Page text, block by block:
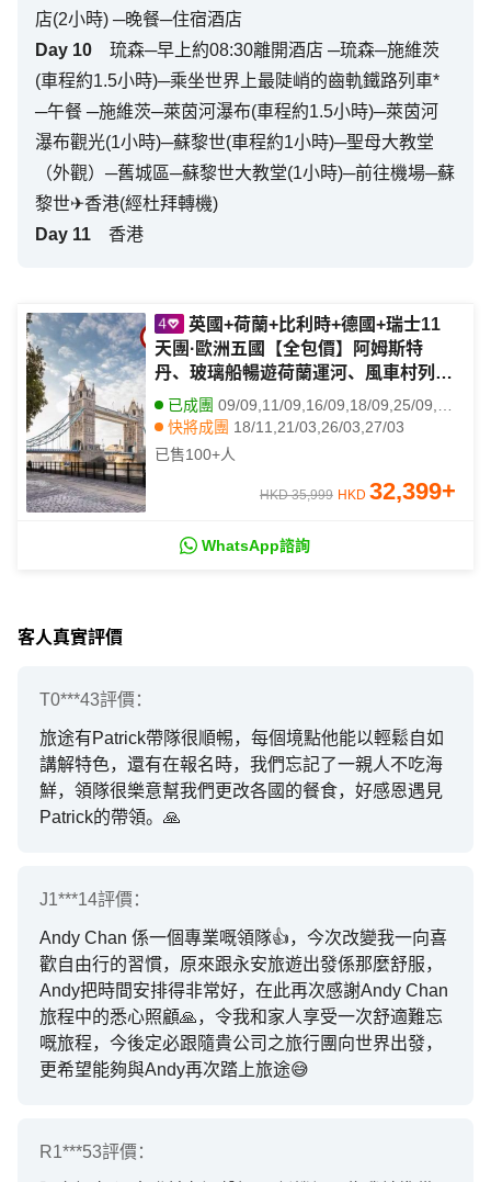
店(2小時) ─晚餐─住宿酒店
Day 10
琉森─早上約08:30離開酒店 ─琉森─施維茨
(車程約1.5小時)─乘坐世界上最陡峭的齒軌鐵路列車*
─午餐 ─施維茨─萊茵河瀑布(車程約1.5小時)─萊茵河
瀑布觀光(1小時)─蘇黎世(車程約1小時)─聖母大教堂
（外觀）─舊城區─蘇黎世大教堂(1小時)─前往機場─蘇
黎世✈香港(經杜拜轉機)
Day 11 香港
英國+荷蘭+比利時+德國+瑞士11
天團·歐洲五國【全包價】阿姆斯特
丹、玻璃船暢遊荷蘭運河、風車村列
車、布魯塞爾、小英雄雕像、科隆、法
蘭克福(LEWWL11N)
已成團 09/09,11/09,16/09,18/09,25/09,01/10,04/10,14/10,25/10,04/11,02/12
快將成團 18/11,21/03,26/03,27/03
其他日期
已售100+人
HKD 35,999 HKD 32,399+
WhatsApp諮詢
客人真實評價
T0***43評價：
旅途有Patrick帶隊很順𣈱，每個境點他能以輕鬆自如
講解特色，還有在報名時，我們忘記了一親人不吃海
鮮，領隊很樂意幫我們更改各國的餐食，好感恩遇見
Patrick的帶領。🙏
J1***14評價：
Andy Chan 係一個專業嘅領隊👍，今次改變我一向喜
歡自由行的習慣，原來跟永安旅遊出發係那麼舒服，
Andy把時間安排得非常好，在此再次感謝Andy Chan
旅程中的悉心照顧🙏，令我和家人享受一次舒適難忘
嘅旅程，今後定必跟隨貴公司之旅行團向世界出發，
更希望能夠與Andy再次踏上旅途😅
R1***53評價：